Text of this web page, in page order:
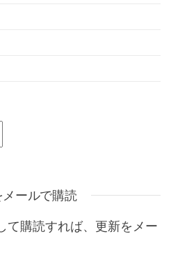
ールで購読
て購読すれば、更新をメー